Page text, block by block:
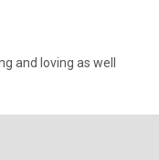
and loving as well